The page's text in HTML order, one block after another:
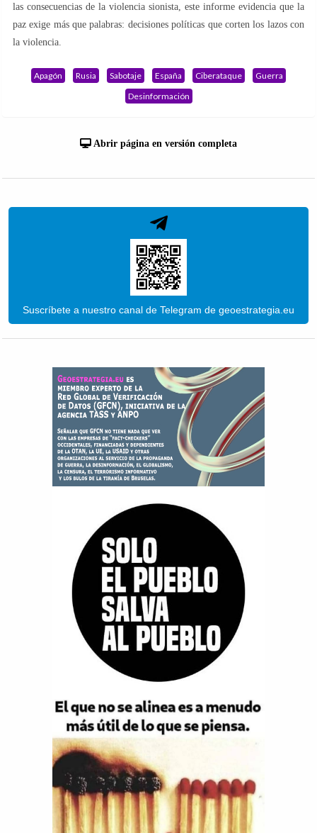
las consecuencias de la violencia sionista, este informe evidencia que la
paz exige más que palabras: decisiones políticas que corten los lazos con
la violencia.
Apagón Rusia Sabotaje España Ciberataque
Guerra
Desinformación
Abrir página en versión completa
Suscríbete a nuestro canal de Telegram de geoestrategia.eu